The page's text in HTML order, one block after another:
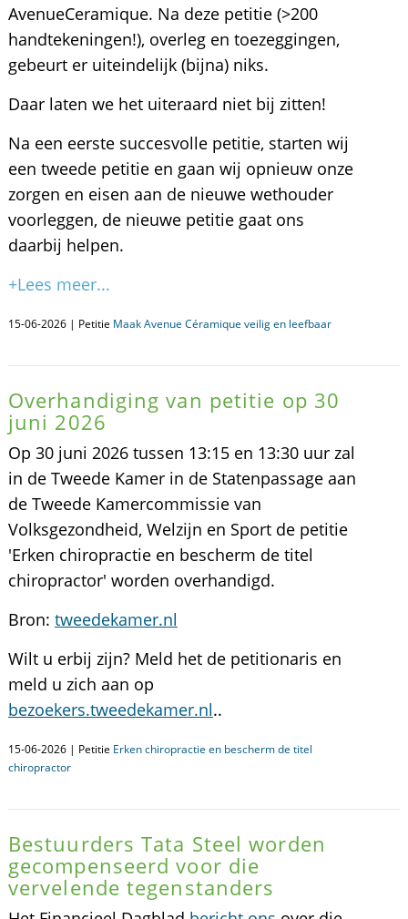
AvenueCeramique. Na deze petitie (>200
handtekeningen!), overleg en toezeggingen,
gebeurt er uiteindelijk (bijna) niks.
Daar laten we het uiteraard niet bij zitten!
Na een eerste succesvolle petitie, starten wij
een tweede petitie en gaan wij opnieuw onze
zorgen en eisen aan de nieuwe wethouder
voorleggen, de nieuwe petitie gaat ons
daarbij helpen.
+Lees meer...
15-06-2026 | Petitie Maak Avenue Céramique veilig en leefbaar
Overhandiging van petitie op 30
juni 2026
Op 30 juni 2026 tussen 13:15 en 13:30 uur zal
in de Tweede Kamer in de Statenpassage aan
de Tweede Kamercommissie van
Volksgezondheid, Welzijn en Sport de petitie
'Erken chiropractie en bescherm de titel
chiropractor' worden overhandigd.
Bron: tweedekamer.nl
Wilt u erbij zijn? Meld het de petitionaris en
meld u zich aan op
bezoekers.tweedekamer.nl..
15-06-2026 | Petitie Erken chiropractie en bescherm de titel
chiropractor
Bestuurders Tata Steel worden
gecompenseerd voor die
vervelende tegenstanders